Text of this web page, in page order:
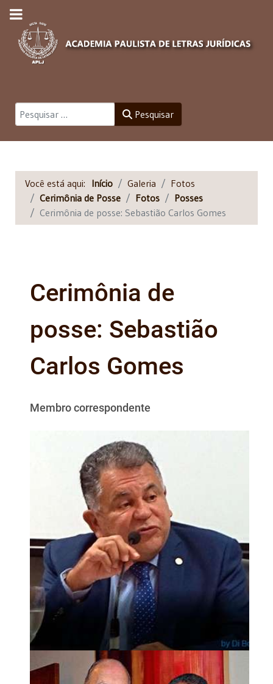
Pesquisar Pesquisar
Você está aqui: Início Galeria
Fotos
Cerimônia de Posse
Fotos
Posses
Cerimônia de posse: Sebastião Carlos Gomes
Cerimônia de
posse: Sebastião
Carlos Gomes
Membro correspondente